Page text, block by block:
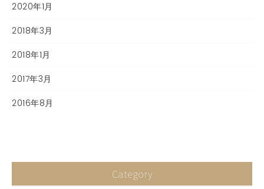
2020年1月
2018年3月
2018年1月
2017年3月
2016年8月
Category